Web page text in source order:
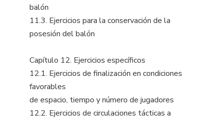
balón
11.3. Ejercicios para la conservación de la
posesión del balón
Capítulo 12. Ejercicios específicos
12.1. Ejercicios de finalización en condiciones
favorables
de espacio, tiempo y número de jugadores
12.2. Ejercicios de circulaciones tácticas a